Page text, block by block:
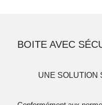
BOITE AVEC
UNE SOLUTION